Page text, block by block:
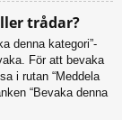
trådar?
denna kategori”-
För att bevaka
i rutan “Meddela
“Bevaka denna